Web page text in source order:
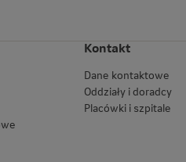
Kontakt
Dane kontaktowe
Oddziały i doradcy
Placówki i szpitale